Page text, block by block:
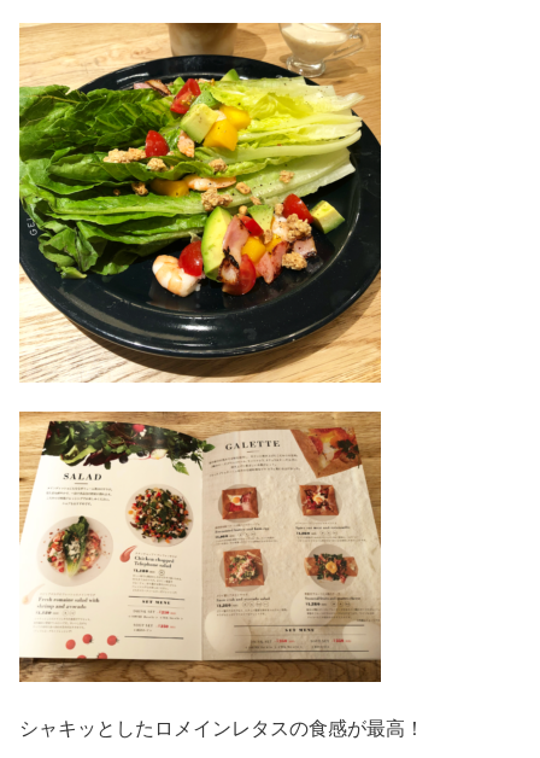
シャキッとしたロメインレタスの食感が最高！